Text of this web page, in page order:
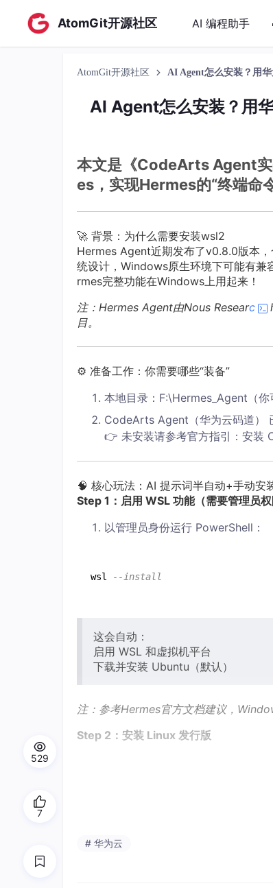
AtomGit开源社区 AI 编程助手
AtomGit开源社区 AI Agent怎么安装？用
AI Agent怎么安装？用
本文是《CodeArts Agent实
es，实现Hermes的“终端命
🚀 背景：为什么需要安装wsl2
Hermes Agent近期发布了v0.8.0版本
统设计，Windows原生环境下可能有
rmes完整功能在Windows上用起来！
注：Hermes Agent由Nous Researc
目。
⚙️ 准备工作：你需要哪些“装备”
本地目录：F:\Hermes_Agent（你
CodeArts Agent（华为云码道）
👉 未安装请参考官方指引：安装
🧠 核心玩法：AI 提示词半自动+手动安
Step 1：启用 WSL 功能（需要管理员权
以管理员身份运行 PowerShell：
wsl --install
这会自动：
启用 WSL 和虚拟机平台
下载并安装 Ubuntu（默认）
注：参考Hermes官方文档建议，
Step 2：安装 Linux 发行版
wsl
--install
# 华为云
529
7